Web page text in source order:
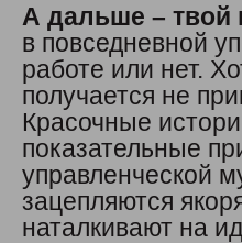
А дальше – твой
в повседневной
работе или нет.
получается не
Красочные
показательные
управленческой
зацепляются
наталкивают на